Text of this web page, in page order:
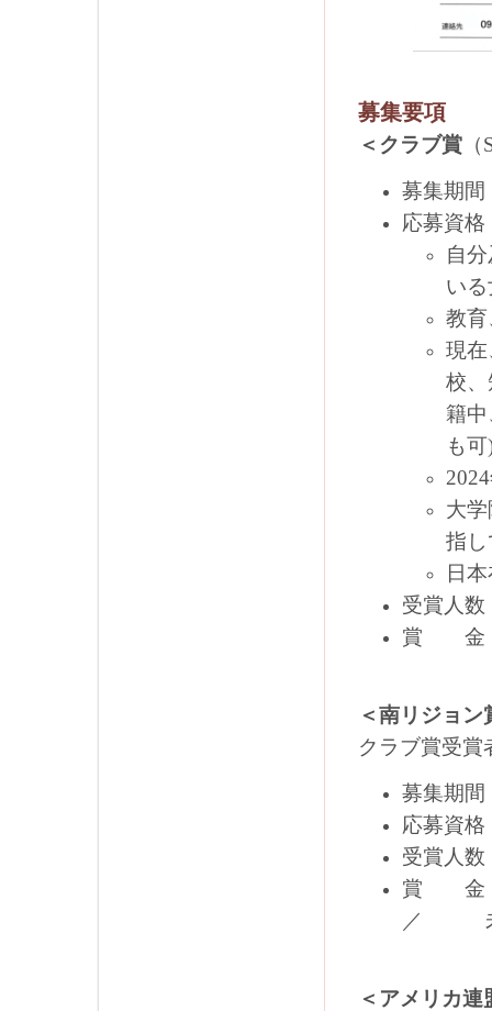
募集要項
＜クラブ賞
募集期
応募資格
自
い
教育
現在
校、
籍中
も可
大
指し
日
受賞人
賞
＜南リジョン
クラブ賞受賞
募集期
応募資
受賞
賞
／ 未来
＜アメリカ連